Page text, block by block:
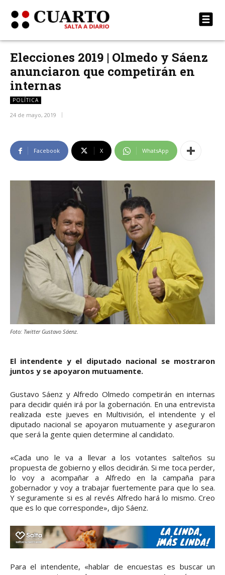
Elecciones 2019 | Olmedo y Sáenz
anunciaron que competirán en
internas
POLÍTICA
24 de mayo, 2019
Facebook X WhatsApp
Foto: Twitter Gustavo Sáenz.
El intendente y el diputado nacional se mostraron
juntos y se apoyaron mutuamente.
Gustavo Sáenz y Alfredo Olmedo competirán en internas
para decidir quién irá por la gobernación. En una entrevista
realizada este jueves en Multivisión, el intendente y el
diputado nacional se apoyaron mutuamente y aseguraron
que será la gente quien determine al candidato.
«Cada uno le va a llevar a los votantes salteños su
propuesta de gobierno y ellos decidirán. Si me toca perder,
lo voy a acompañar a Alfredo en la campaña para
gobernador y voy a trabajar fuertemente para que lo sea.
Y seguramente si es al revés Alfredo hará lo mismo. Creo
que es lo que corresponde», dijo Sáenz.
Para el intendente, «hablar de encuestas es buscar un